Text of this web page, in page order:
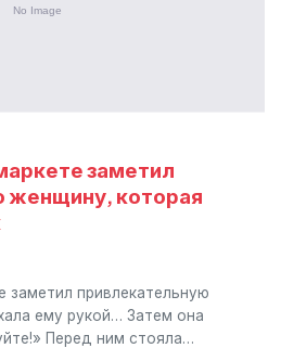
заметил
женщину, которая
заметил привлекательную
ему рукой… Затем она
Перед ним стояла…